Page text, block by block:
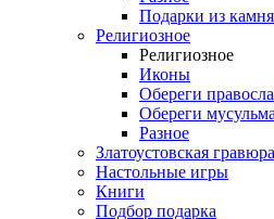
Подарки из камня
Религиозное
Религиозное
Иконы
Обереги
Обереги
Разное
Златоустовская гравюра
Настольные игры
Книги
Подбор подарка